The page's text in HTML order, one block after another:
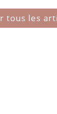
tous les